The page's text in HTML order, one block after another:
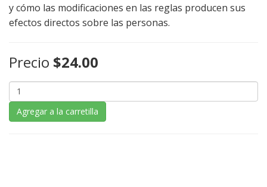
y cómo las modificaciones en las reglas producen sus
efectos directos sobre las personas.
Precio $24.00
Agregar a la carretilla